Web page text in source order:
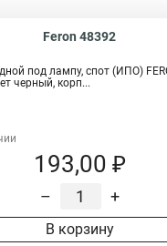
Feron 48392
под лампу, спот (ИПО)
черный, корп...
193,00 ₽
– +
В корзину